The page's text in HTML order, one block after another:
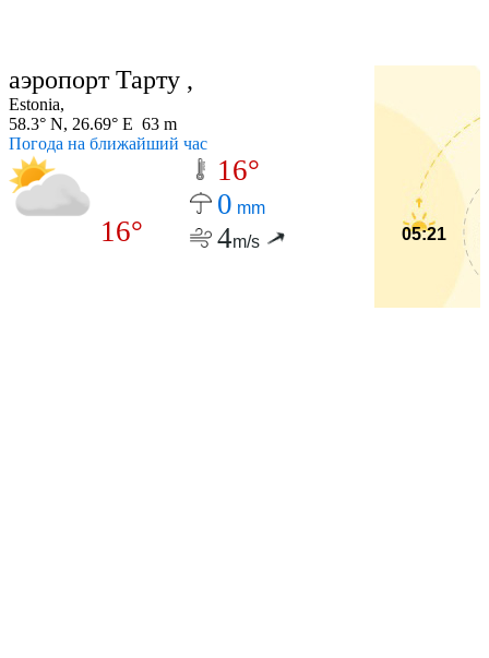
аэропорт Тарту ,
Estonia,
58.3° N, 26.69° E 63 m
Погода на ближайший час
16°
16°
0 mm
4m/s 05:21